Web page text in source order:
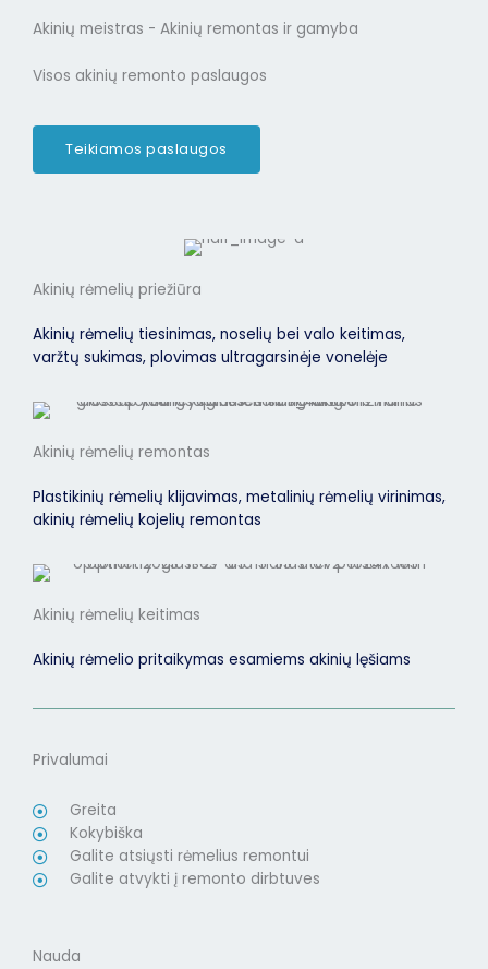
Akinių meistras - Akinių remontas ir gamyba
Visos akinių remonto paslaugos
Teikiamos paslaugos
Akinių rėmelių priežiūra
Akinių rėmelių tiesinimas, noselių bei valo keitimas,
varžtų sukimas, plovimas ultragarsinėje vonelėje
Akinių rėmelių remontas
Plastikinių rėmelių klijavimas, metalinių rėmelių virinimas,
akinių rėmelių kojelių remontas
Akinių rėmelių keitimas
Akinių rėmelio pritaikymas esamiems akinių lęšiams
Privalumai
Greita
Kokybiška
Galite atsiųsti rėmelius remontui
Galite atvykti į remonto dirbtuves
Nauda